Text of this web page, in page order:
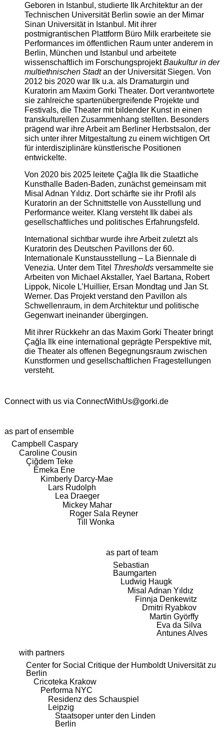
Geboren in Istanbul, studierte Ilk Architektur an der
Technischen Universität Berlin sowie an der Mimar
Sinan Universität in Istanbul. Mit ihrer
postmigrantischen Plattform Büro Milk erarbeitete sie
Performances im öffentlichen Raum unter anderem in
Berlin, München und Istanbul und arbeitete
wissenschaftlich im ForschungsprojektBaukultur in der
multiethnischen Stadtan der Universität Siegen. Von
2012 bis 2020 war Ilk u.a. als Dramaturgin und
Kuratorin am Maxim Gorki Theater. Dort verantwortete
sie zahlreiche spartenübergreifende Projekte und
Festivals, die Theater mit bildender Kunst in einen
transkulturellen Zusammenhang stellten. Besonders
prägend war ihre Arbeit am Berliner Herbstsalon, der
sich unter ihrer Mitgestaltung zu einem wichtigen Ort
für interdisziplinäre künstlerische Positionen
entwickelte.
Von 2020 bis 2025 leitete Çağla Ilk die Staatliche
Kunsthalle Baden-Baden, zunächst gemeinsam mit
Misal Adnan Yıldız. Dort schärfte sie ihr Profil als
Kuratorin an der Schnittstelle von Ausstellung und
Performance weiter. Klang versteht Ilk dabei als
gesellschaftliches und politisches Erfahrungsfeld.
International sichtbar wurde ihre Arbeit zuletzt als
Kuratorin des Deutschen Pavillons der 60.
Internationale Kunstausstellung – La Biennale di
Venezia. Unter dem Titel Thresholdsversammelte sie
Arbeiten von Michael Akstaller, Yael Bartana, Robert
Lippok, Nicole L’Huillier, Ersan Mondtag und Jan St.
Werner. Das Projekt verstand den Pavillon als
Schwellenraum, in dem Architektur und politische
Gegenwart ineinander übergingen.
Mit ihrer Rückkehr an das Maxim Gorki Theater bringt
Çağla Ilk eine international geprägte Perspektive mit,
die Theater als offenen Begegnungsraum zwischen
Kunstformen und gesellschaftlichen Fragestellungen
versteht.
Connect with us via ConnectWithUs@gorki.de
as part of ensemble
Campbell Caspary
Caroline Cousin
Çiğdem Teke
Emeka Ene
Kimberly Darcy-Mae
Lars Rudolph
Lea Draeger
Mickey Mahar
Roger Sala Reyner
Till Wonka
as part of team
Sebastian
Baumgarten
Ludwig Haugk
Misal Adnan Yıldız
Finnja Denkewitz
Dmitri Ryabkov
Martin Györffy
Eva da Silva
Antunes Alves
with partners
Center for Social Critique der Humboldt Universität zu
Berlin
Cricoteka Krakow
Performa NYC
Residenz des Schauspiel
Leipzig
Staatsoper unter den Linden
Berlin